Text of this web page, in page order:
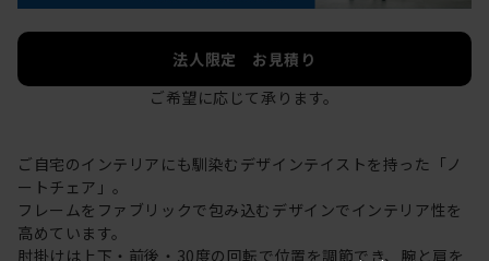
法人限定 お見積り
ご希望に応じて承ります。
ご自宅のインテリアにも馴染むデザインテイストを持った「ノ
ートチェア」。
フレームをファブリックで包み込むデザインでインテリア性を
高めています。
肘掛けは上下・前後・30度の回転で位置を調節でき、腕と肩を